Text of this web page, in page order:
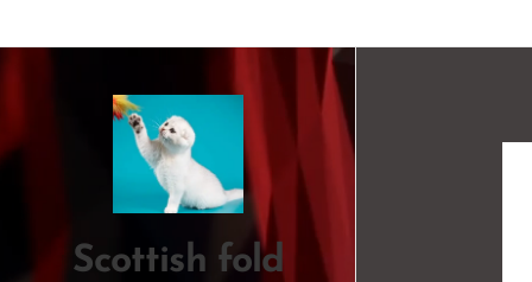
Scottish fold